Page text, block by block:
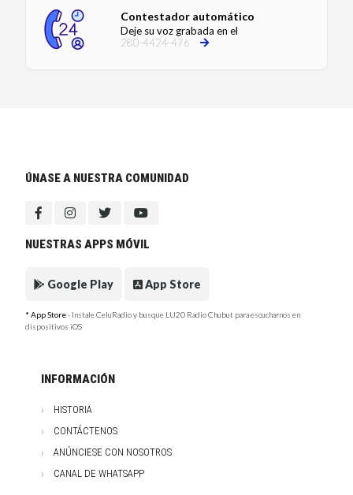
Contestador automático
Deje su voz grabada en el
280-4424-476
ÚNASE A NUESTRA COMUNIDAD
NUESTRAS APPS MÓVIL
Google Play App Store
* App Store- Instale CeluRadio y busque LU20 Radio Chubut para escucharnos en
dispositivos iOS
INFORMACIÓN
HISTORIA
CONTÁCTENOS
ANÚNCIESE CON NOSOTROS
CANAL DE WHATSAPP